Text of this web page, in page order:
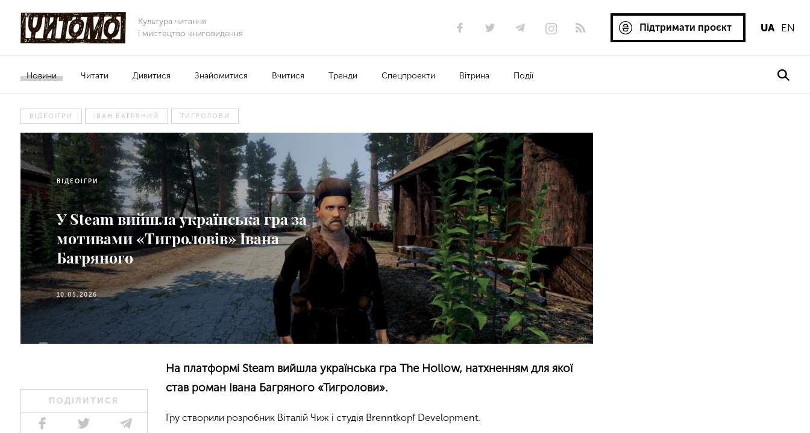
Культура читання
і мистецтво книговидання
UA EN
Підтримати проєкт
Новини Читати Дивитися Знайомитися Вчитися Тренди Спецпроекти Вітрина Події
ВІДЕОІГРИ ІВАН БАГРЯНИЙ ТИГРОЛОВИ
ВІДЕОІГРИ
У Steam вийшла українська гра за
мотивами «Тигроловів» Івана
Багряного
10.05.2026
ПОДІЛИТИСЯ
На платформі Steam вийшла українська гра The Hollow, натхненням для якої
став роман Івана Багряного «Тигролови».
Гру створили розробник Віталій Чиж і студія Brenntkopf Development.